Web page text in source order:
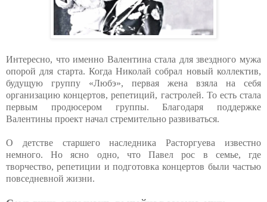
Интересно, что именно Валентина стала для звездного мужа
опорой для старта. Когда Николай собрал новый коллектив,
будущую группу «Любэ», первая жена взяла на себя
организацию концертов, репетиций, гастролей. То есть стала
первым продюсером группы. Благодаря поддержке
Валентины проект начал стремительно развиваться.
О детстве старшего наследника Расторгуева известно
немного. Но ясно одно, что Павел рос в семье, где
творчество, репетиции и подготовка концертов были частью
повседневной жизни.